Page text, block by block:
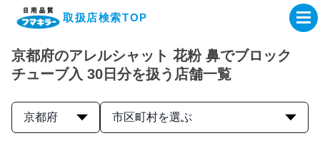
取扱店検索TOP
企業・IR情報サイト
製品情報サイト
京都府のアレルシャット 花粉 鼻でブロック
チューブ入 30日分を扱う店舗一覧
京都府 市区町村を選ぶ